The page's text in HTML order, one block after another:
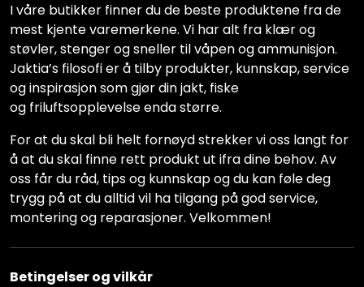
I våre butikker finner du de beste produktene fra de
mest kjente varemerkene. Vi har alt fra klær og
støvler, stenger og sneller til våpen og ammunisjon.
Jaktia’s filosofi er å tilby produkter, kunnskap, service
og inspirasjon som gjør din jakt, fiske
og friluftsopplevelse enda større.
For at du skal bli helt fornøyd strekker vi oss langt for
å at du skal finne rett produkt ut ifra dine behov. Av
oss får du råd, tips og kunnskap og du kan føle deg
trygg på at du alltid vil ha tilgang på god service,
montering og reparasjoner. Velkommen!
Betingelser og vilkår